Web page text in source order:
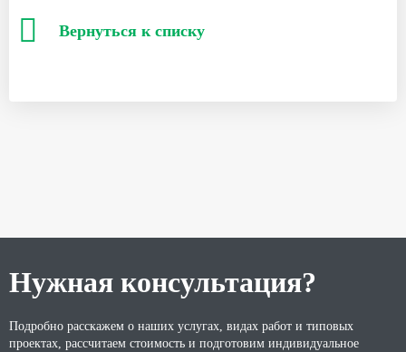
Вернуться к списку
Нужная консультация?
Подробно расскажем о наших услугах, видах работ и типовых
проектах, рассчитаем стоимость и подготовим индивидуальное